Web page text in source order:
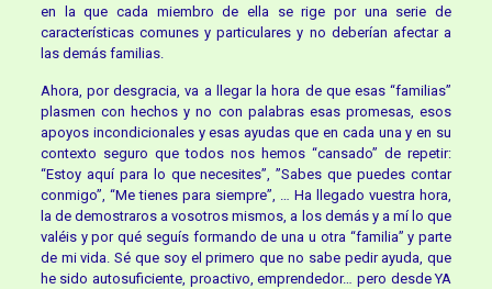
en la que cada miembro de ella se rige por una serie de
características comunes y particulares y no deberían afectar a
las demás familias.
Ahora, por desgracia, va a llegar la hora de que esas “familias”
plasmen con hechos y no con palabras esas promesas, esos
apoyos incondicionales y esas ayudas que en cada una y en su
contexto seguro que todos nos hemos “cansado” de repetir:
“Estoy aquí para lo que necesites”, ”Sabes que puedes contar
conmigo”, “Me tienes para siempre”, … Ha llegado vuestra hora,
la de demostraros a vosotros mismos, a los demás y a mí lo que
valéis y por qué seguís formando de una u otra “familia” y parte
de mi vida. Sé que soy el primero que no sabe pedir ayuda, que
he sido autosuficiente, proactivo, emprendedor… pero desde YA